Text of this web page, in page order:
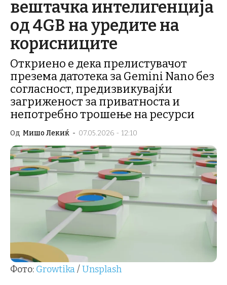
вештачка интелигенција
од 4GB на уредите на
корисниците
Откриено е дека прелистувачот
презема датотека за Gemini Nano без
согласност, предизвикувајќи
загриженост за приватноста и
непотребно трошење на ресурси
Од Мишо Лекиќ - 07.05.2026 - 12:10
Фото: Growtika/ Unsplash